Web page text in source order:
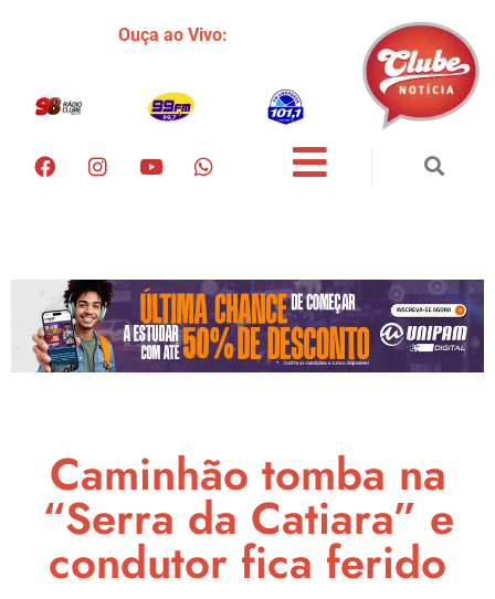
Ouça ao Vivo:
Caminhão tomba na
“Serra da Catiara” e
condutor fica ferido